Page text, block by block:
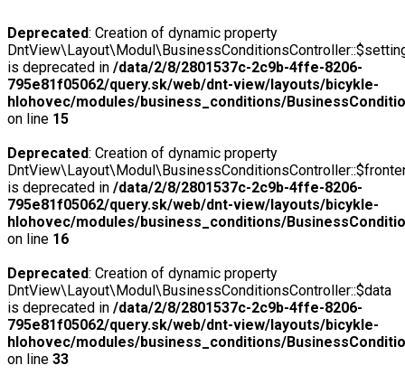
Deprecated: Creation of dynamic property
is deprecated in /data/2/8/2801537c-2c9b-4ffe-8206-
795e81f05062/query.sk/web/dnt-view/layouts/bicykle-
hlohovec/modules/business_conditions/
on line 15
Deprecated: Creation of dynamic property
is deprecated in /data/2/8/2801537c-2c9b-4ffe-8206-
795e81f05062/query.sk/web/dnt-view/layouts/bicykle-
hlohovec/modules/business_conditions/
on line 16
Deprecated: Creation of dynamic property
DntView\Layout\Modul\BusinessConditionsController::$data
is deprecated in /data/2/8/2801537c-2c9b-4ffe-8206-
795e81f05062/query.sk/web/dnt-view/layouts/bicykle-
hlohovec/modules/business_conditions/
on line 33